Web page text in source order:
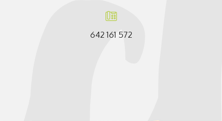
642 161 572